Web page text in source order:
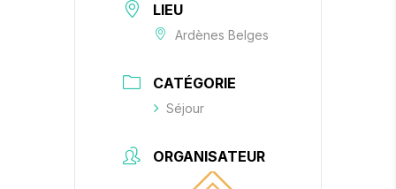
LIEU
Ardènes Belges
CATÉGORIE
Séjour
ORGANISATEUR